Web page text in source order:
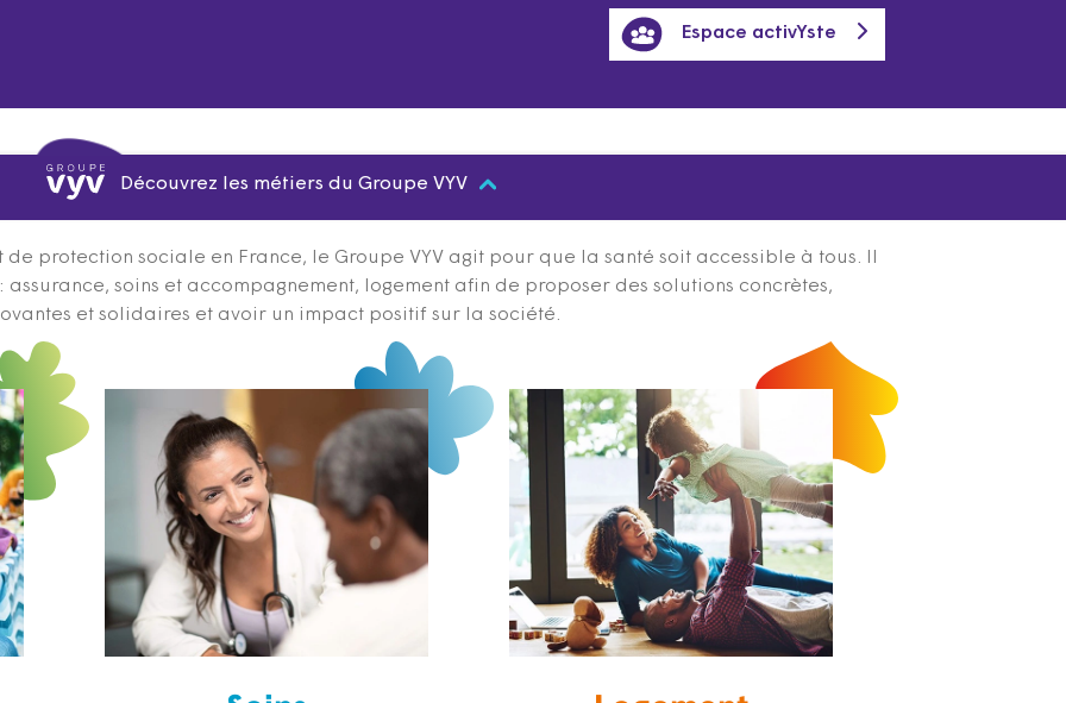
Espace activYste
Découvrez les métiers du Groupe VYV
protection sociale en France, le Groupe VYV agit pour que la santé soit accessible à tous. Il
assurance, soins et accompagnement, logement afin de proposer des solutions concrètes,
et solidaires et avoir un impact positif sur la société.